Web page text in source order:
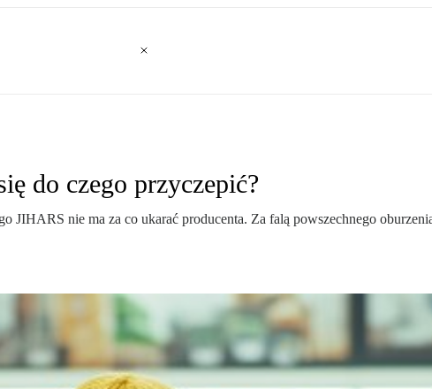
do czego przyczepić?
nie ma za co ukarać producenta. Za falą powszechnego